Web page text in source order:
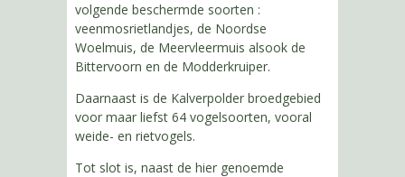
volgende beschermde soorten :
veenmosrietlandjes, de Noordse
Woelmuis, de Meervleermuis alsook de
Bittervoorn en de Modderkruiper.
Daarnaast is de Kalverpolder broedgebied
voor maar liefst 64 vogelsoorten, vooral
weide- en rietvogels.
Tot slot is, naast de hier genoemde